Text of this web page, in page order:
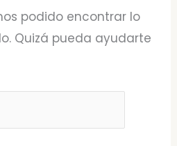
podido encontrar lo
Quizá pueda ayudarte